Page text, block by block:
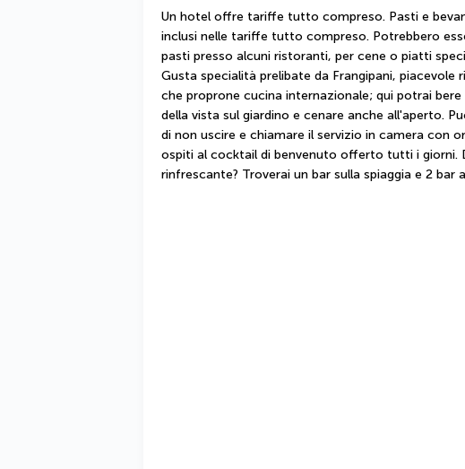
Un hotel offre tariffe tutto compreso. Pasti e
inclusi nelle tariffe tutto compreso. Potrebbero
pasti presso alcuni ristoranti, per cene o piatti
Gusta specialità prelibate da Frangipani,
che proprone cucina internazionale; qui potrai
della vista sul giardino e cenare anche all'aperto.
di non uscire e chiamare il servizio in camera con
ospiti al cocktail di benvenuto offerto tutti i giorni.
rinfrescante? Troverai un bar sulla spiaggia e 2 bar